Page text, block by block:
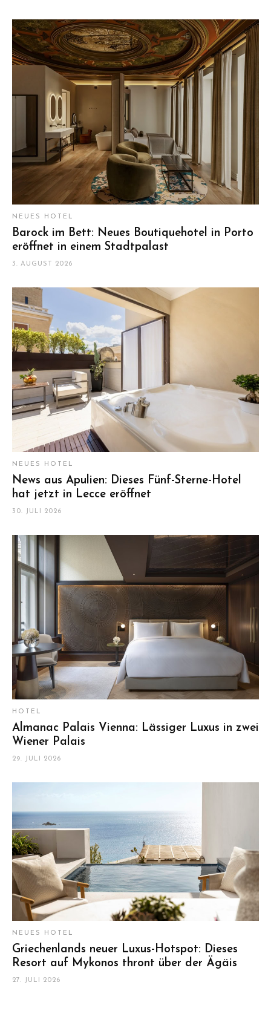
NEUES HOTEL
Barock im Bett: Neues Boutiquehotel in Porto
eröffnet in einem Stadtpalast
3. AUGUST 2026
NEUES HOTEL
News aus Apulien: Dieses Fünf-Sterne-Hotel
hat jetzt in Lecce eröffnet
30. JULI 2026
HOTEL
Almanac Palais Vienna: Lässiger Luxus in zwei
Wiener Palais
29. JULI 2026
NEUES HOTEL
Griechenlands neuer Luxus-Hotspot: Dieses
Resort auf Mykonos thront über der Ägäis
27. JULI 2026